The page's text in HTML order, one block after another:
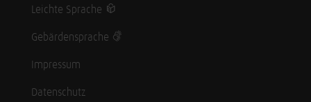
Leichte Sprache
Gebärdensprache
Impressum
Datenschutz